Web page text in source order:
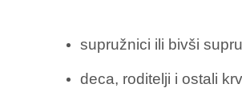
supružnici ili bivši
deca, roditelji i ostali